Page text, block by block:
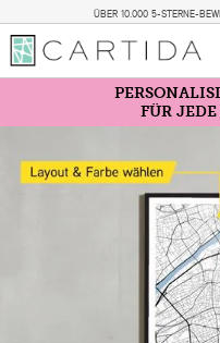
ÜBER 10.000 5-STERNE-
FÜR